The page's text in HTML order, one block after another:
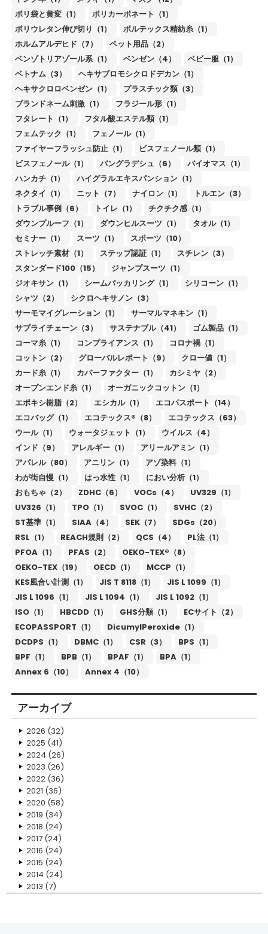
ポリ袋と黄変（1）
ポリカーボネート（1）
ポリウレタン伸び切り（1）
ボルテックス精紡糸（1）
ホルムアルデヒド（7）
ペット用品（2）
ベンゾトリアゾール系（1）
ベンゼン（4）
ベビー服（1）
ベトナム（3）
ヘキサブロモシクロドデカン（1）
ヘキサクロロベンゼン（1）
プラスチック類（3）
ブランドネーム刺激（1）
フラジール形（1）
フタレート（1）
フタル酸エステル類（1）
フェムテック（1）
フェノール（1）
ファイヤーフラッシュ防止（1）
ビスフェノール類（1）
ビスフェノール（1）
バングラデシュ（6）
バイオマス（1）
ハンカチ（1）
ハイグラルエキスパンション（1）
ネクタイ（1）
ニット（7） ナイロン（1）
トルエン（3）
トラブル事例（6）
トイレ（1）
チクチク感（1）
ダウンプルーフ（1）
ダウンヒルスーツ（1）
タオル（1）
セミナー（1）
スーツ（1）
スポーツ（10）
ストレッチ素材（1）
ステップ認証（1）
スチレン（3）
スタンダード100（15）
ジャンプスーツ（1）
ジオキサン（1）
シームパッカリング（1）
シリコーン（1）
シャツ（2）
シクロヘキサノン（3）
サーモマイグレーション（1）
サーマルマネキン（1）
サプライチェーン（3）
サステナブル（41）
ゴム製品（1）
コーマ糸（1）
コンプライアンス（1）
コロナ禍（1）
コットン（2）
グローバルレポート（9）
クロー値（1）
カード糸（1）
カバーファクター（1）
カシミヤ（2）
オープンエンド糸（1）
オーガニックコットン（1）
エポキシ樹脂（2）
エシカル（1）
エコパスポート（14）
エコバッグ（1）
エコテックス®（8）
エコテックス（63）
ウール（1）
ウォータジェット（1）
ウイルス（4）
インド（9）
アレルギー（1）
アリールアミン（1）
アパレル（80）
アニリン（1）
アゾ染料（1）
わが街自慢（1）
はっ水性（1）
におい分析（1）
おもちゃ（2）
ZDHC（6） VOCs（4）
UV329（1）
UV326（1）
TPO（1） SVOC（1）
SVHC（2）
ST基準（1）
SIAA（4） SEK（7）
SDGs（20）
RSL（1）
REACH規則（2） QCS（4）
PL法（1）
PFOA（1）
PFAS（2）
OEKO-TEX®（8）
OEKO-TEX（19）
OECD（1）
MCCP（1）
KES風合い計測（1）
JIS T 8118（1）
JIS L 1099（1）
JIS L 1096（1）
JIS L 1094（1）
JIS L 1092（1）
ISO（1）
HBCDD（1） GHS分類（1）
ECサイト（2）
ECOPASSPORT（1）
DicumylPeroxide（1）
DCDPS（1）
DBMC（1） CSR（3）
BPS（1）
BPF（1）
BPB（1） BPAF（1）
BPA（1）
Annex 6（10）
Annex 4（10）
アーカイブ
2026 (32)
2025 (41)
2024 (26)
2023 (26)
2022(36)
2021 (36)
2020 (58)
2019 (34)
2018 (24)
2017(24)
2016 (24)
2015 (24)
2014 (24)
2013 (7)